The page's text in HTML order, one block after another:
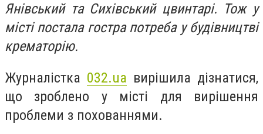
Янівський та Сихівський цвинтарі. Тож у
місті постала гостра потреба у будівництві
крематорію.
Журналістка 032.ua вирішила дізнатися,
що зроблено у місті для вирішення
проблеми з похованнями.